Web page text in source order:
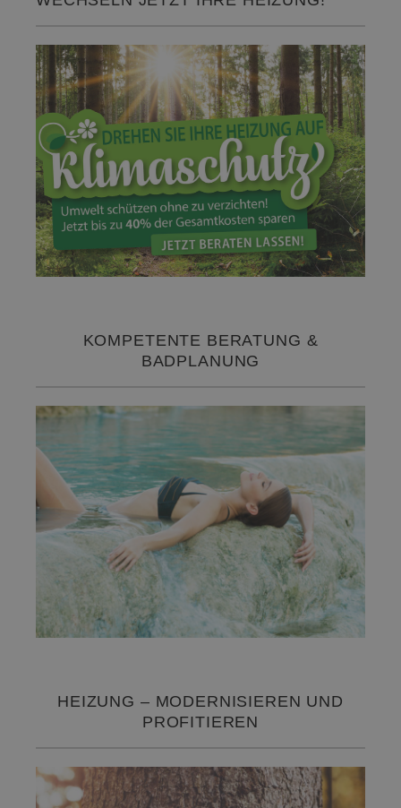
KOMPETENTE BERATUNG &
BADPLANUNG
HEIZUNG – MODERNISIEREN UND
PROFITIEREN